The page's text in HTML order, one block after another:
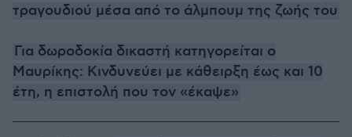
τραγουδιού μέσα από το άλμπουμ της ζωής του
Για δωροδοκία δικαστή κατηγορείται ο
Μαυρίκης: Κινδυνεύει με κάθειρξη έως και 10
έτη, η επιστολή που τον «έκαψε»